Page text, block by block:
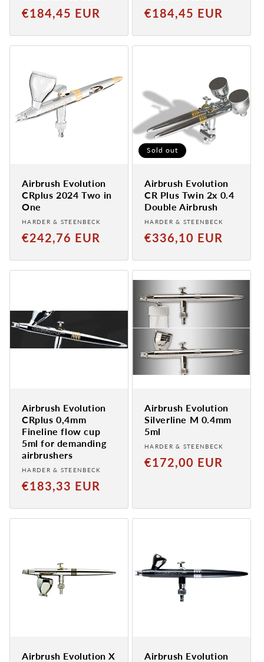
Normaler
€184,45 EUR
Normaler
€184,45 EUR
Airbrush Evolution
CRplus 2024 Two in
One
Provider:
HARDER & STEENBECK
Normaler
€242,76 EUR
Sold out
Airbrush Evolution
CR Plus Twin 2x 0.4
Double Airbrush
Provider:
HARDER & STEENBECK
Normaler
€336,10 EUR
Airbrush Evolution
CRplus 0,4mm
Fineline flow cup
5ml for demanding
airbrushers
Provider:
HARDER & STEENBECK
Normaler
€183,33 EUR
Airbrush Evolution
Silverline M 0.4mm
5ml
Provider:
HARDER & STEENBECK
Normaler
€172,00 EUR
Airbrush Evolution X
Airbrush Evolution